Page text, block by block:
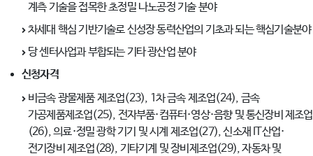
계측 기술을 접목한 초정밀 나노공정 기술 분야
차세대 핵심 기반기술로 신성장 동력산업의 기초과 되는 핵심기술분야
당 센터사업과 부합되는 기타 광산업 분야
신청자격
비금속 광물제품 제조업(23), 1차 금속 제조업(24), 금속
가공제품제조업(25), 전자부품·컴퓨터·영상·음향 및 통신장비 제조업
(26), 의료·정밀 광학 기기 및 시계 제조업(27), 신소재 IT산업·
전기장비 제조업(28), 기타기계 및 장비제조업(29), 자동차 및